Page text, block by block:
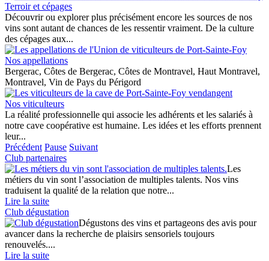
Terroir et cépages
Découvrir ou explorer plus précisément encore les sources de nos
vins sont autant de chances de les ressentir vraiment. De la culture
des cépages aux...
Nos appellations
Bergerac, Côtes de Bergerac, Côtes de Montravel, Haut Montravel,
Montravel, Vin de Pays du Périgord
Nos viticulteurs
La réalité professionnelle qui associe les adhérents et les salariés à
notre cave coopérative est humaine. Les idées et les efforts prennent
leur...
Précédent Pause Suivant
Club partenaires
Les
métiers du vin sont l’association de multiples talents. Nos vins
traduisent la qualité de la relation que notre...
Lire la suite
Club dégustation
Dégustons des vins et partageons des avis pour
avancer dans la recherche de plaisirs sensoriels toujours
renouvelés....
Lire la suite